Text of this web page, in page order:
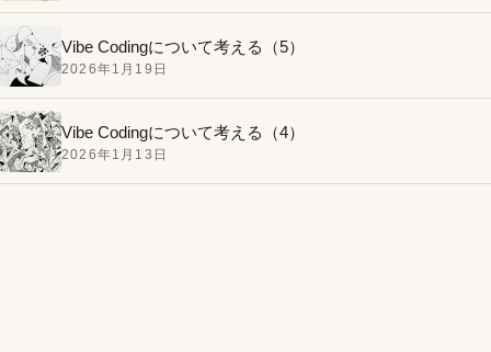
Vibe Codingについて考える（5）
2026年1月19日
Vibe Codingについて考える（4）
2026年1月13日